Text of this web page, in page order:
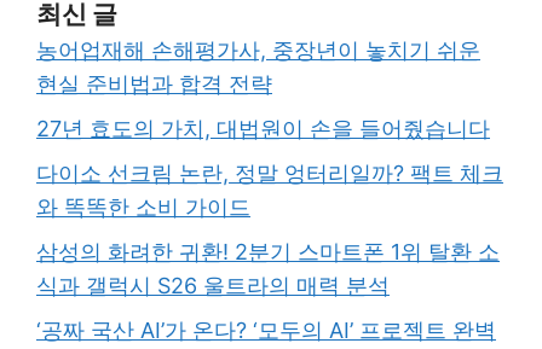
최신 글
농어업재해 손해평가사, 중장년이 놓치기 쉬운
현실 준비법과 합격 전략
27년 효도의 가치, 대법원이 손을 들어줬습니다
다이소 선크림 논란, 정말 엉터리일까? 팩트 체크
와 똑똑한 소비 가이드
삼성의 화려한 귀환! 2분기 스마트폰 1위 탈환 소
식과 갤럭시 S26 울트라의 매력 분석
‘공짜 국산 AI’가 온다? ‘모두의 AI’ 프로젝트 완벽